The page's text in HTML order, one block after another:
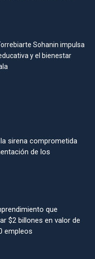
Sohanin impulsa
y el bienestar
sirena comprometida
de los
que
$2 billones en valor de
empleos